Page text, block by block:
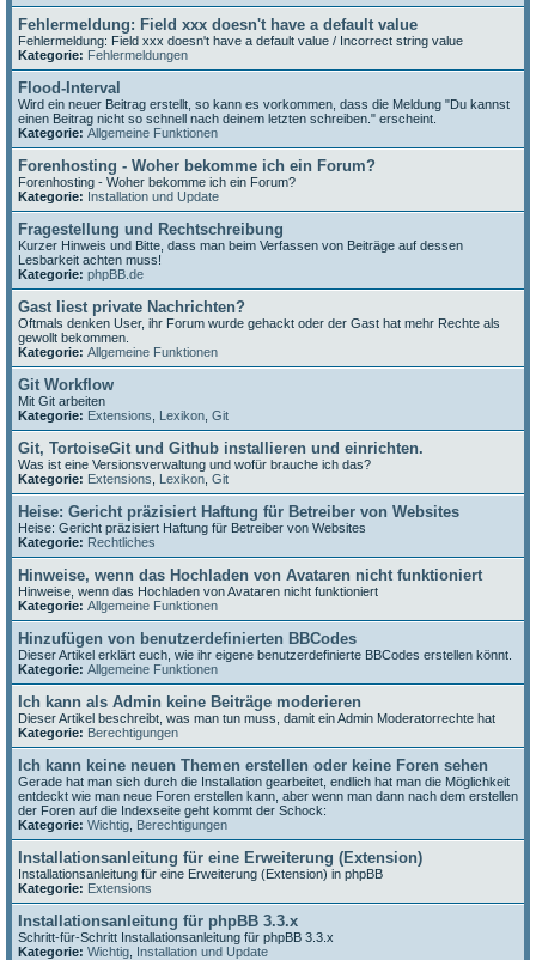
Fehlermeldung: Field xxx doesn't have a default value
Fehlermeldung: Field xxx doesn't have a default value / Incorrect string value
Kategorie: Fehlermeldungen
Flood-Interval
Wird ein neuer Beitrag erstellt, so kann es vorkommen, dass die Meldung "Du kannst
einen Beitrag nicht so schnell nach deinem letzten schreiben." erscheint.
Kategorie: Allgemeine Funktionen
Forenhosting - Woher bekomme ich ein Forum?
Forenhosting - Woher bekomme ich ein Forum?
Kategorie: Installation und Update
Fragestellung und Rechtschreibung
Kurzer Hinweis und Bitte, dass man beim Verfassen von Beiträge auf dessen
Lesbarkeit achten muss!
Kategorie: phpBB.de
Gast liest private Nachrichten?
Oftmals denken User, ihr Forum wurde gehackt oder der Gast hat mehr Rechte als
gewollt bekommen.
Kategorie: Allgemeine Funktionen
Git Workflow
Mit Git arbeiten
Kategorie: Extensions Lexikon Git
Git, TortoiseGit und Github installieren und einrichten.
Was ist eine Versionsverwaltung und wofür brauche ich das?
Kategorie: Extensions Lexikon Git
Heise: Gericht präzisiert Haftung für Betreiber von Websites
Heise: Gericht präzisiert Haftung für Betreiber von Websites
Kategorie: Rechtliches
Hinweise, wenn das Hochladen von Avataren nicht funktioniert
Hinweise, wenn das Hochladen von Avataren nicht funktioniert
Kategorie: Allgemeine Funktionen
Hinzufügen von benutzerdefinierten BBCodes
Dieser Artikel erklärt euch, wie ihr eigene benutzerdefinierte BBCodes erstellen könnt.
Kategorie: Allgemeine Funktionen
Ich kann als Admin keine Beiträge moderieren
Dieser Artikel beschreibt, was man tun muss, damit ein Admin Moderatorrechte hat
Kategorie: Berechtigungen
Ich kann keine neuen Themen erstellen oder keine Foren sehen
Gerade hat man sich durch die Installation gearbeitet, endlich hat man die Möglichkeit
entdeckt wie man neue Foren erstellen kann, aber wenn man dann nach dem erstellen
der Foren auf die Indexseite geht kommt der Schock:
Kategorie: Wichtig Berechtigungen
Installationsanleitung für eine Erweiterung (Extension)
Installationsanleitung für eine Erweiterung (Extension) in phpBB
Kategorie: Extensions
Installationsanleitung für phpBB 3.3.x
Schritt-für-Schritt Installationsanleitung für phpBB 3.3.x
Kategorie: Wichtig Installation und Update